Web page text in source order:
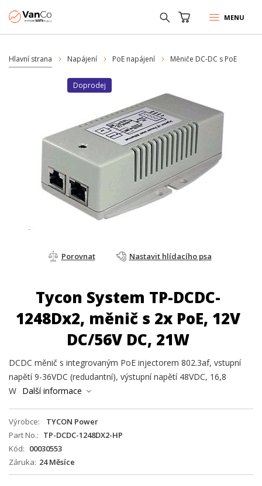
MENU
Hlavní strana Napájení PoE napájení Měniče DC-DC s PoE
Doprodej
Porovnat Nastavit hlídacího psa
Tycon System TP-DCDC-
1248Dx2, měnič s 2x PoE, 12V
DC/56V DC, 21W
DCDC měnič s integrovaným PoE injectorem 802.3af, vstupní
napětí 9-36VDC (redudantní), výstupní napětí 48VDC, 16,8
W Další informace
Výrobce
TYCON Power
Part No.
TP-DCDC-1248DX2-HP
Kód
00030553
Záruka 24 Měsíce